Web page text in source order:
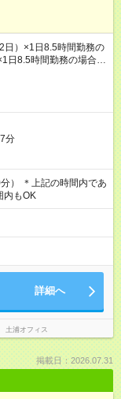
）×1日8.5時間勤務の
日8.5時間勤務の場合：
分
） ＊上記の時間内であ
内もOK
詳細へ
土浦オフィス
掲載日：2026.07.31